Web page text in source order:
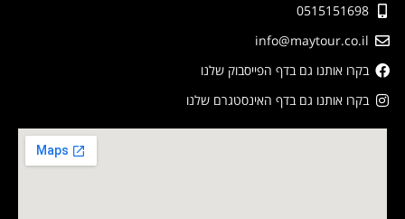
0515151698
info@maytour.co.il
בקרו אותנו גם בדף הפייסבוק שלנו
בקרו אותנו גם בדף האינסטגרם שלנו